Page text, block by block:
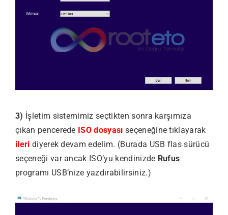
3) İşletim sistemimiz seçtikten sonra karşımıza
çıkan pencerede ISO dosyası seçeneğine tıklayarak
ileri diyerek devam edelim. (Burada USB flas sürücü
seçeneği var ancak ISO’yu kendinizde Rufus
programı USB’nize yazdırabilirsiniz.)